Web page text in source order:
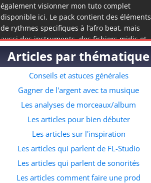
également visionner mon tuto complet
disponible ici. Le pack contient des éléments
de rythmes specifiques à l’afro beat, mais
aussi des instruments, des fichiers midis et
même quelques accapelas et loops prête à
l’emploi. C’est de loin la meilleure ressource
pour ceux qui souhaitent commencer à faire
des prods dans ce genre musicale. A quelle
adresse veux tu recevoir le pack ?
Articles par thématique
Conseils et astuces générales
Gagner de l'argent avec ta musique
Les analyses de morceaux/album
Les articles pour bien débuter
Les articles sur l'inspiration
Les articles qui parlent de FL-Studio
Les articles qui parlent de sonorités
Les articles comment faire une prod